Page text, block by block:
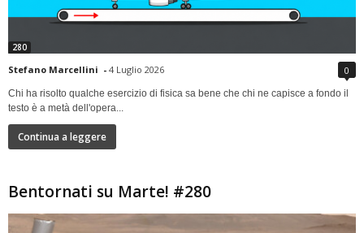
280
Stefano Marcellini - 4 Luglio 2026 0
Chi ha risolto qualche esercizio di fisica sa bene che chi ne capisce a fondo il
testo è a metà dell'opera...
Continua a leggere
Bentornati su Marte! #280